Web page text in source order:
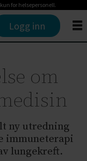
for helsepersonell.
Logg inn
om
ny utredning
immuneterapi
lungekreft.